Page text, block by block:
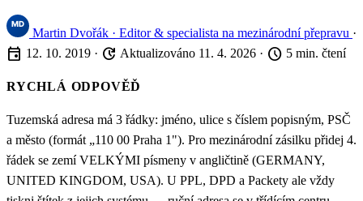
Martin Dvořák · Editor & specialista na mezinárodní přepravu ·
event 12. 10. 2019 · update Aktualizováno 11. 4. 2026 · schedule 5 min. čtení
RYCHLÁ ODPOVĚĎ
Tuzemská adresa má 3 řádky: jméno, ulice s číslem popisným, PSČ
a město (formát „110 00 Praha 1"). Pro mezinárodní zásilku přidej 4.
řádek se zemí VELKÝMI písmeny v angličtině (GERMANY,
UNITED KINGDOM, USA). U PPL, DPD a Packety ale vždy